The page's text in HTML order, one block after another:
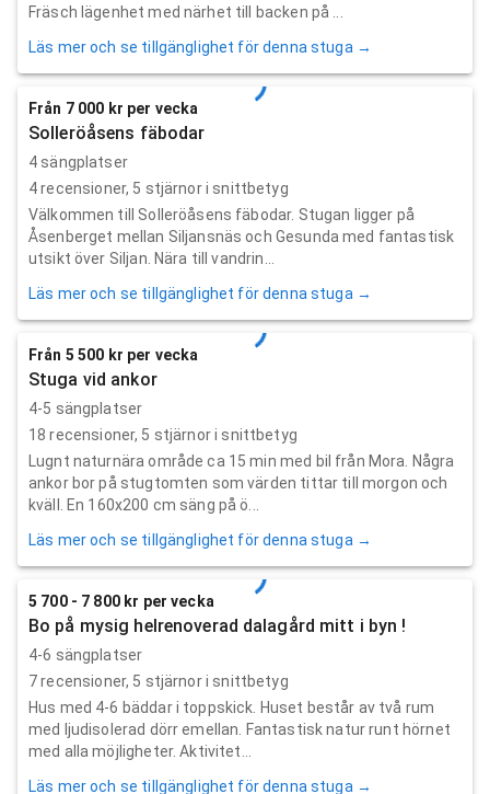
Fräsch lägenhet med närhet till backen på ...
Läs mer och se tillgänglighet för denna stuga →
Från 7 000 kr per vecka
Solleröåsens fäbodar
4 sängplatser
4recensioner, 5 stjärnor i snittbetyg
Välkommen till Solleröåsens fäbodar. Stugan ligger på
Åsenberget mellan Siljansnäs och Gesunda med fantastisk
utsikt över Siljan. Nära till vandrin...
Läs mer och se tillgänglighet för denna stuga →
Från 5 500 kr per vecka
Stuga vid ankor
4-5 sängplatser
18 recensioner, 5 stjärnor i snittbetyg
Lugnt naturnära område ca 15 min med bil från Mora. Några
ankor bor på stugtomten som värden tittar till morgon och
kväll. En 160x200 cm säng på ö...
Läs mer och se tillgänglighet för denna stuga →
5 700 - 7 800 kr per vecka
Bo på mysig helrenoverad dalagård mitt i byn !
4-6 sängplatser
7recensioner, 5 stjärnor i snittbetyg
Hus med 4-6 bäddar i toppskick. Huset består av två rum
med ljudisolerad dörr emellan. Fantastisk natur runt hörnet
med alla möjligheter. Aktivitet...
Läs mer och se tillgänglighet för denna stuga →